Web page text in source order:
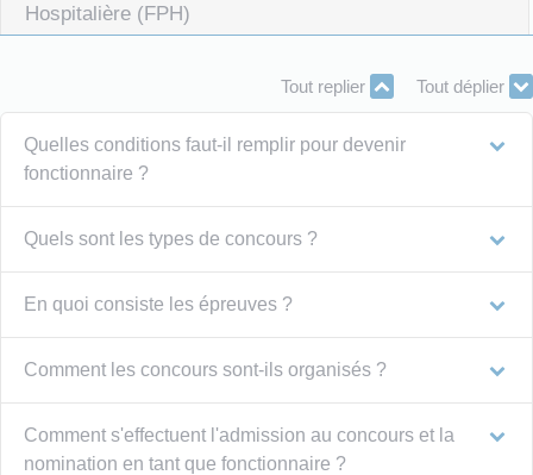
Hospitalière (FPH)
Tout replier Tout déplier
Quelles conditions faut-il remplir pour devenir
fonctionnaire ?
Quels sont les types de concours ?
En quoi consiste les épreuves ?
Comment les concours sont-ils organisés ?
Comment s'effectuent l'admission au concours et la
nomination en tant que fonctionnaire ?